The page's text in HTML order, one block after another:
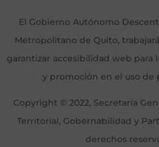
El Gobierno Autónomo
Metropolitano de Quito,
garantizar accesibilidad web para
y promoción en el uso de
Copyright © 2022, Secretaría
Territorial, Gobernabilidad y
derechos